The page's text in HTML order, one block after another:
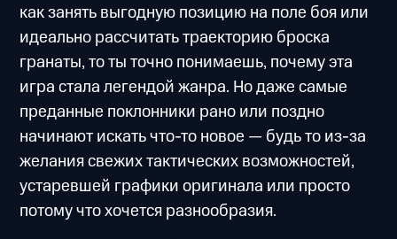
как занять выгодную позицию на поле боя или
идеально рассчитать траекторию броска
гранаты, то ты точно понимаешь, почему эта
игра стала легендой жанра. Но даже самые
преданные поклонники рано или поздно
начинают искать что-то новое — будь то из-за
желания свежих тактических возможностей,
устаревшей графики оригинала или просто
потому что хочется разнообразия.